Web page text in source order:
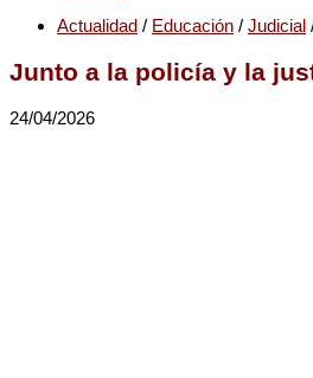
Actualidad / Educación / Judicial
Junto a la policía y la
24/04/2026